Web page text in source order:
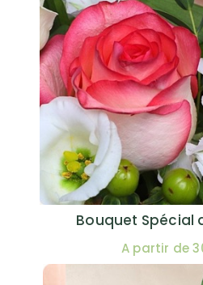
Bouquet Spécial
A partir de